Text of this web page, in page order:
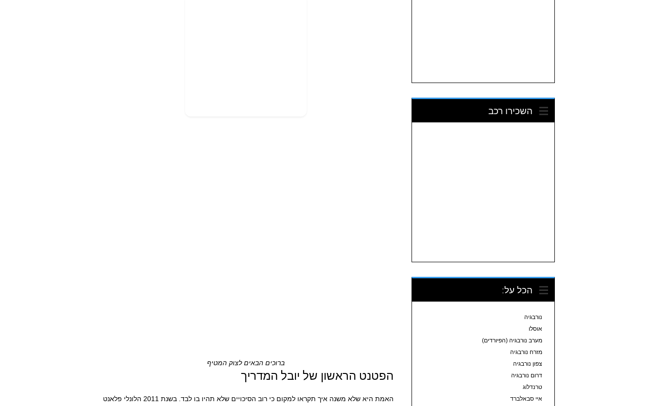
ברוכים הבאים לצוק המטיף
הפטנט הראשון של יובל המדריך
האמת היא שלא משנה איך תקראו למקום כי רוב הסיכויים שלא תהיו בו לבד. בשנת 2011 הלונלי פלאנט
השכירו רכב
הכל על:
נורבגיה
אוסלו
מערב נורבגיה (הפיורדים)
מזרח נורבגיה
צפון נורבגיה
דרום נורבגיה
טרנדלוג
איי סבאלברד